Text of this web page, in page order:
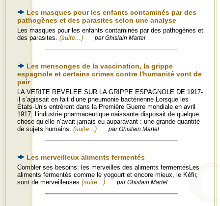
Les masques pour les enfants contaminés par des
pathogènes et des parasites selon une analyse
Les masques pour les enfants contaminés par des pathogènes et
des parasites. (suite...) par Ghislain Martel
Les mensonges de la vaccination, la grippe
espagnole et certains crimes contre l'humanité vont de
pair
LA VERITE REVELEE SUR LA GRIPPE ESPAGNOLE DE 1917-
il s’agissait en fait d’une pneumonie bactérienne Lorsque les
États-Unis entrèrent dans la Première Guerre mondiale en avril
1917, l’industrie pharmaceutique naissante disposait de quelque
chose qu’elle n’avait jamais eu auparavant : une grande quantité
de sujets humains. (suite...) par Ghislain Martel
Les merveilleux aliments fermentés
Combler ses besoins: les merveilles des aliments fermentésLes
aliments fermentés comme le yogourt et encore mieux, le Kéfir,
sont de merveilleuses (suite...) par Ghislain Martel